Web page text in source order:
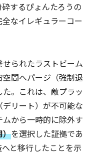
するぴょんたろうの
なイレギュラーコー
られたラストビーム
間へパージ（強制退
。これは、敵プラッ
リート）が不可能な
から一時的に除外す
）を選択した証拠であ
と移行したことを示